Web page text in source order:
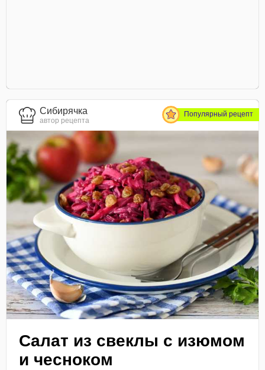
Сибирячка
автор рецепта
Популярный рецепт
Салат из свеклы с изюмом
и чесноком